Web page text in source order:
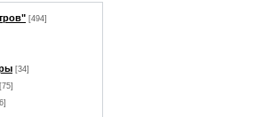
[494]
[34]
[75]